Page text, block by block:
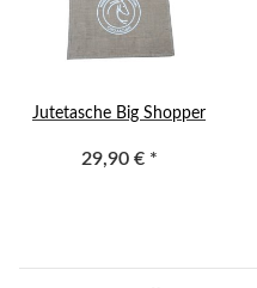
Jutetasche Big Shopper
29,90 € *